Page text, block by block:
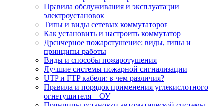
Правила обслуживания и эксплуатации
электроустановок
Типы и виды сетевых коммутаторов
Как установить и настроить коммутатор
Дренчерное пожаротушение: виды, типы и
принципы работы
Виды и способы пожаротушения
Лучшие системы пожарной сигнализации
UTP и FTP кабели: в чем различия?
Правила и порядок применения углекислотного
огнетушителя – ОУ